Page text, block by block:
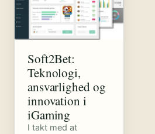
Soft2Bet:
Teknologi,
ansvarlighed og
innovation i
iGaming
I takt med at